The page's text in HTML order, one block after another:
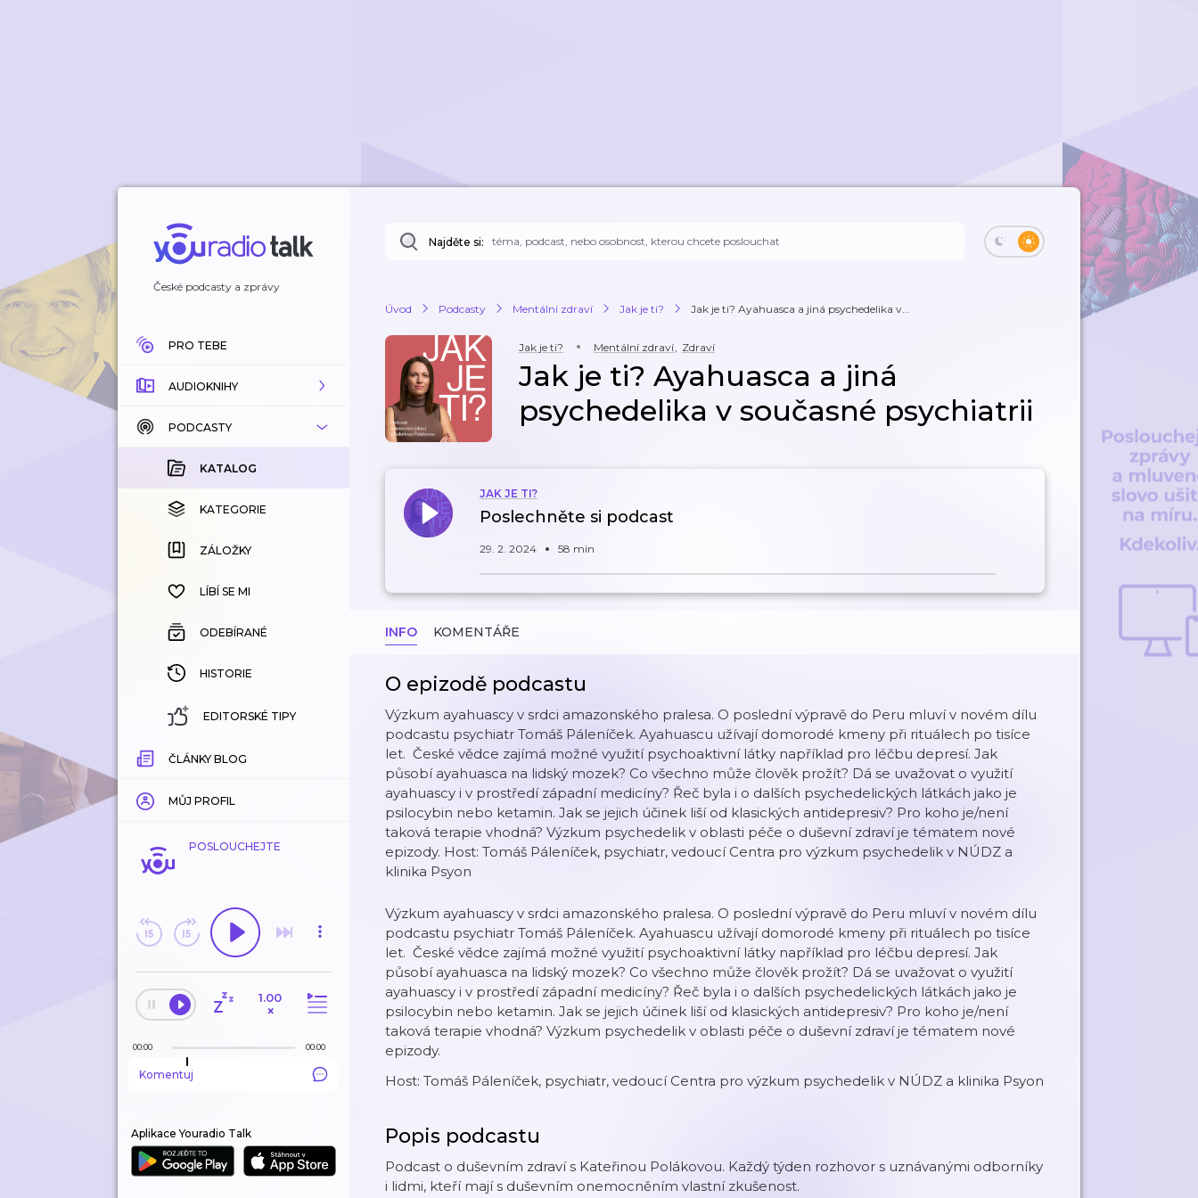
České podcasty a zprávy
PRO TEBE
AUDIOKNIHY
KATALOG
KOUPENÉ
KATEGORIE
ZÁLOŽKY
HISTORIE
PODCASTY
KATALOG
KATEGORIE
ZÁLOŽKY
LÍBÍ SE MI
ODEBÍRANÉ
HISTORIE
EDITORSKÉ TIPY
ČLÁNKY BLOG
MŮJ PROFIL
POSLOUCHEJTE
1.00
×
00:00 00:00
Komentuj
Aplikace Youradio Talk
Najděte si:
Úvod Podcasty Mentální zdraví Jak je ti? Jak je ti? Ayahuasca a jiná psychedelika v...
Jak je ti? Mentální zdraví, Zdraví
Jak je ti? Ayahuasca a jiná
psychedelika v současné psychiatrii
JAK JE TI?
Poslechněte si podcast
29. 2. 2024 58 min
INFO KOMENTÁŘE
O epizodě podcastu
Výzkum ayahuascy v srdci amazonského pralesa. O poslední výpravě do Peru mluví v novém dílu
podcastu psychiatr Tomáš Páleníček. Ayahuascu užívají domorodé kmeny při rituálech po tisíce
let. České vědce zajímá možné využití psychoaktivní látky například pro léčbu depresí. Jak
působí ayahuasca na lidský mozek? Co všechno může člověk prožít? Dá se uvažovat o využití
ayahuascy i v prostředí západní medicíny? Řeč byla i o dalších psychedelických látkách jako je
psilocybin nebo ketamin. Jak se jejich účinek liší od klasických antidepresiv? Pro koho je/není
taková terapie vhodná? Výzkum psychedelik v oblasti péče o duševní zdraví je tématem nové
epizody. Host: Tomáš Páleníček, psychiatr, vedoucí Centra pro výzkum psychedelik v NÚDZ a
klinika Psyon
Výzkum ayahuascy v srdci amazonského pralesa. O poslední výpravě do Peru mluví v novém dílu
podcastu psychiatr Tomáš Páleníček. Ayahuascu užívají domorodé kmeny při rituálech po tisíce
let. České vědce zajímá možné využití psychoaktivní látky například pro léčbu depresí. Jak
působí ayahuasca na lidský mozek? Co všechno může člověk prožít? Dá se uvažovat o využití
ayahuascy i v prostředí západní medicíny? Řeč byla i o dalších psychedelických látkách jako je
psilocybin nebo ketamin. Jak se jejich účinek liší od klasických antidepresiv? Pro koho je/není
taková terapie vhodná? Výzkum psychedelik v oblasti péče o duševní zdraví je tématem nové
epizody.
Host: Tomáš Páleníček, psychiatr, vedoucí Centra pro výzkum psychedelik v NÚDZ a klinika Psyon
Popis podcastu
Podcast o duševním zdraví s Kateřinou Polákovou. Každý týden rozhovor s uznávanými odborníky
i lidmi, kteří mají s duševním onemocněním vlastní zkušenost.